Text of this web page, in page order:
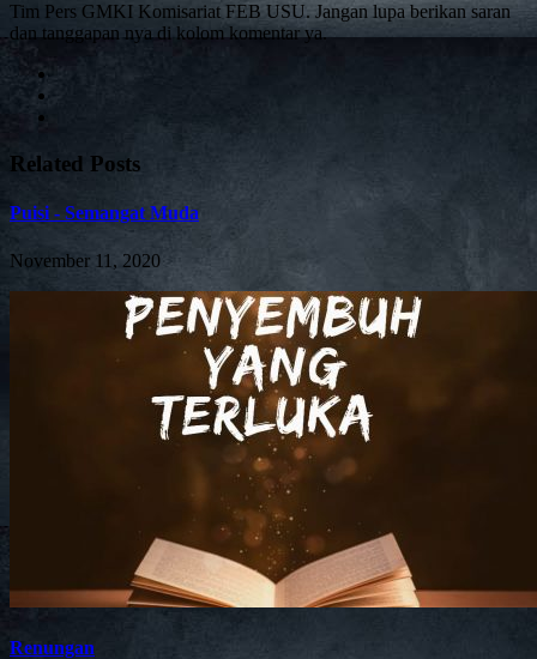
Tim Pers GMKI Komisariat FEB USU. Jangan lupa berikan saran
dan tanggapan nya di kolom komentar ya.
Related Posts
Puisi - Semangat Muda
November 11, 2020
Renungan